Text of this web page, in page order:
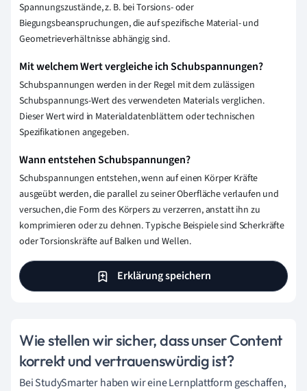
Spannungszustände, z. B. bei Torsions- oder
Biegungsbeanspruchungen, die auf spezifische Material- und
Geometrieverhältnisse abhängig sind.
Mit welchem Wert vergleiche ich Schubspannungen?
Schubspannungen werden in der Regel mit dem zulässigen
Schubspannungs-Wert des verwendeten Materials verglichen.
Dieser Wert wird in Materialdatenblättern oder technischen
Spezifikationen angegeben.
Wann entstehen Schubspannungen?
Schubspannungen entstehen, wenn auf einen Körper Kräfte
ausgeübt werden, die parallel zu seiner Oberfläche verlaufen und
versuchen, die Form des Körpers zu verzerren, anstatt ihn zu
komprimieren oder zu dehnen. Typische Beispiele sind Scherkräfte
oder Torsionskräfte auf Balken und Wellen.
Erklärung speichern
Wie stellen wir sicher, dass unser Content
korrekt und vertrauenswürdig ist?
Bei StudySmarter haben wir eine Lernplattform geschaffen,